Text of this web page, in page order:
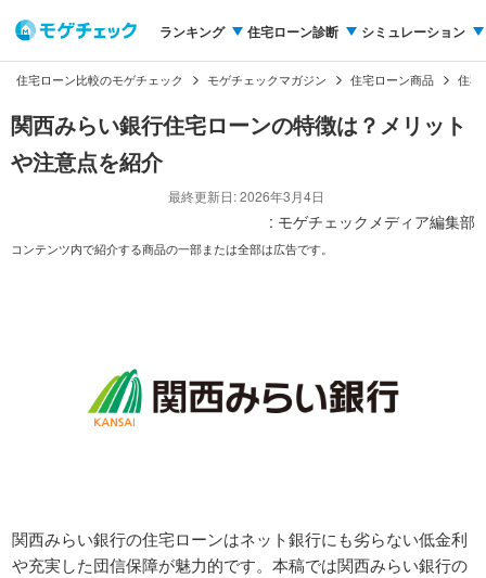
ランキング 住宅ローン診断 シミュレーション
住宅ローン比較のモゲチェック モゲチェックマガジン 住宅ローン商品 住宅
関西みらい銀行住宅ローンの特徴は？メリット
や注意点を紹介
最終更新日: 2026年3月4日
: モゲチェックメディア編集部
コンテンツ内で紹介する商品の一部または全部は広告です。
関西みらい銀行の住宅ローンはネット銀行にも劣らない低金利
や充実した団信保障が魅力的です。本稿では関西みらい銀行の